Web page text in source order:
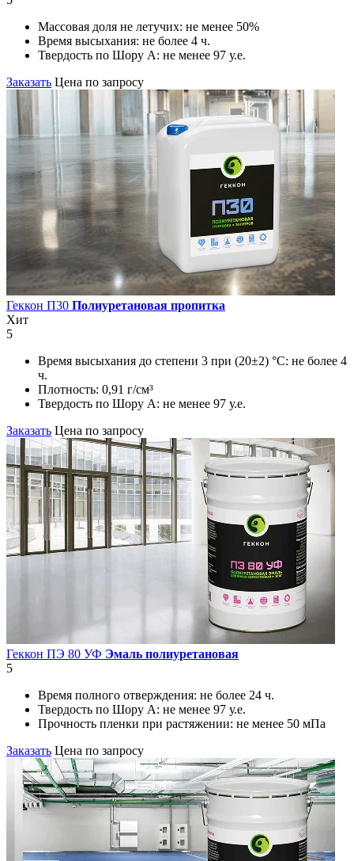
Массовая доля не летучих: не менее 50%
Время высыхания: не более 4 ч.
Твердость по Шору А: не менее 97 у.е.
Заказать Цена по запросу
Геккон П30 Полиуретановая пропитка
Хит
5
Время высыхания до степени 3 при (20±2) °С: не более 4
ч.
Плотность: 0,91 г/см³
Твердость по Шору А: не менее 97 у.е.
Заказать Цена по запросу
Геккон ПЭ 80 УФ Эмаль полиуретановая
5
Время полного отверждения: не более 24 ч.
Твердость по Шору А: не менее 97 у.е.
Прочность пленки при растяжении: не менее 50 мПа
Заказать Цена по запросу